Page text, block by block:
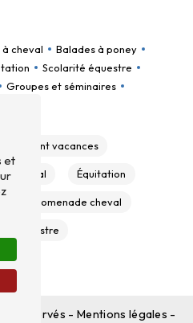
cheval
Balades à poney
Scolarité équestre
Groupes et séminaires
vacances
à cheval Équitation
Promenade cheval
équestre
réservés - Mentions légales -
et